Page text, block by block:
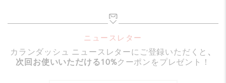
いても目を惹くこと間違いなし。鮮やかなグリーンは元気
と癒しを届けてくれるようです。その日の気分にあわせ
て、自分らしいスタイルを演出し、日々のライティングに
遊び心と楽しさを。A4用紙約600枚、直線距離にして8km
ニュースレター
カランダッシュ ニュースレターにご登録いただくと 、
次回お使いいただける10%クーポンをプレゼント！